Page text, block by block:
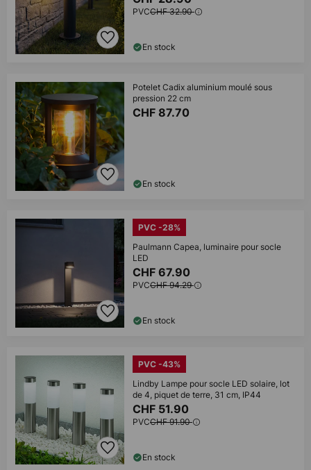
PVCCHF 32.90
En stock
Potelet Cadix aluminium moulé sous
pression 22 cm
CHF 87.70
En stock
PVC -28%
Paulmann Capea, luminaire pour socle
LED
CHF 67.90
PVCCHF 94.29
En stock
PVC -43%
Lindby Lampe pour socle LED solaire, lot
de 4, piquet de terre, 31 cm, IP44
CHF 51.90
PVCCHF 91.90
En stock